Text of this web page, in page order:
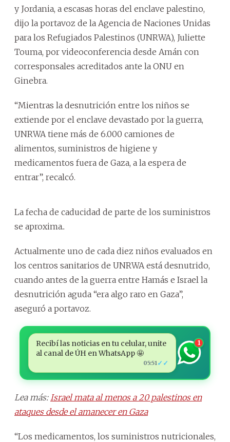
y Jordania, a escasas horas del enclave palestino,
dijo la portavoz de la Agencia de Naciones Unidas
para los Refugiados Palestinos (UNRWA), Juliette
Touma, por videoconferencia desde Amán con
corresponsales acreditados ante la ONU en
Ginebra.
“Mientras la desnutrición entre los niños se
extiende por el enclave devastado por la guerra,
UNRWA tiene más de 6.000 camiones de
alimentos, suministros de higiene y
medicamentos fuera de Gaza, a la espera de
entrar”, recalcó.
La fecha de caducidad de parte de los suministros
se aproxima..
Actualmente uno de cada diez niños evaluados en
los centros sanitarios de UNRWA está desnutrido,
cuando antes de la guerra entre Hamás e Israel la
desnutrición aguda “era algo raro en Gaza”,
aseguró a portavoz.
Recibí las noticias en tu celular, unite
al canal de ÚH en WhatsApp 🤩
05:51 ✓✓
1
Lea más: Israel mata al menos a 20 palestinos en
ataques desde el amanecer en Gaza
“Los medicamentos, los suministros nutricionales,